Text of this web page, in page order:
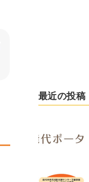
最近の投稿